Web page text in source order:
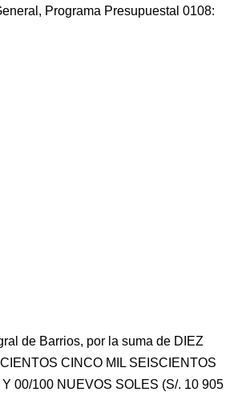
Programa Presupuestal 0108:
de Barrios, por la suma de DIEZ
CINCO MIL SEISCIENTOS
00/100 NUEVOS SOLES (S/. 10 905